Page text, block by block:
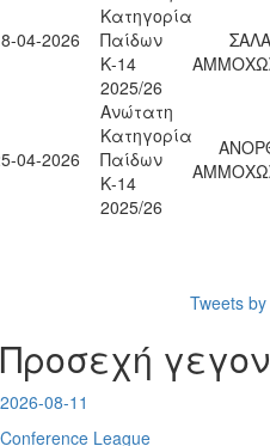
04-2026
Κατηγορία
Παίδων
Κ-14
2025/26
04-2026
Ανώτατη
Κατηγορία
Παίδων
Κ-14
2025/26
Tweets
Προσεχή
2026-08-11
Conference League